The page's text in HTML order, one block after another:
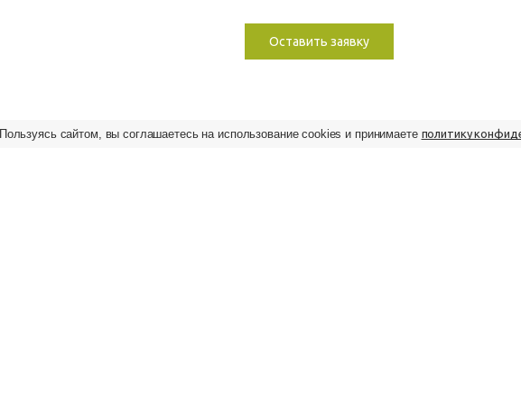
Оставить заявку
Пользуясь сайтом, вы соглашаетесь на использование cookies и принимаете политику